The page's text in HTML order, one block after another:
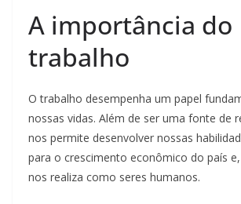
A importância do
trabalho
O trabalho desempenha um papel
nossas vidas. Além de ser uma fonte de
nos permite desenvolver nossas
para o crescimento econômico do país
nos realiza como seres humanos.